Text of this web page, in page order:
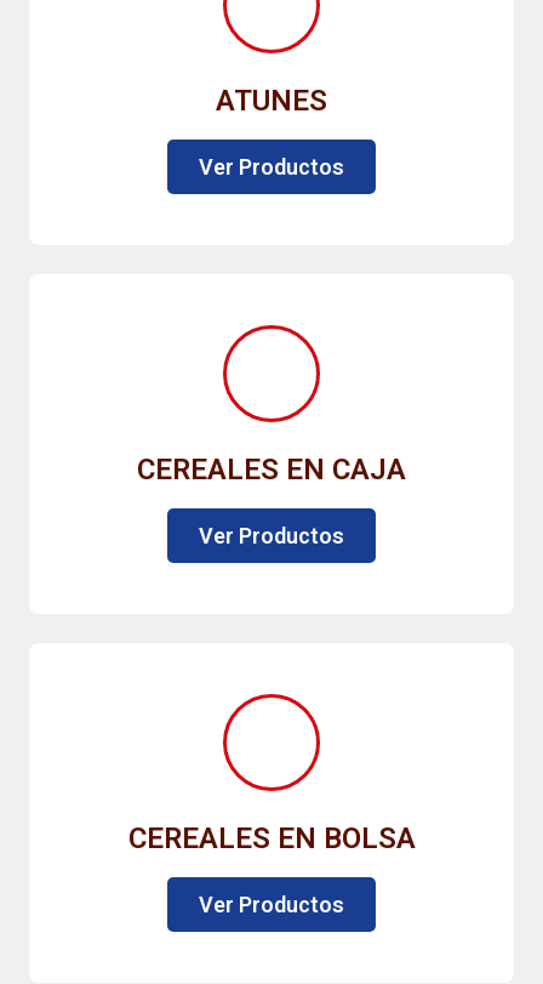
ATUNES
Ver Productos
CEREALES EN CAJA
Ver Productos
CEREALES EN BOLSA
Ver Productos